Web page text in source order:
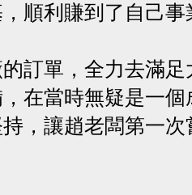
順利賺到了自己
訂單，全力去滿
在當時無疑是一
，讓趙老闆第一